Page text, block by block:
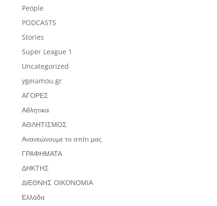
People
PODCASTS
Stories
Super League 1
Uncategorized
ygeiamou.gr
ΑΓΟΡΕΣ
Αθλητικα
ΑΘΛΗΤΙΣΜΟΣ
Ανανεώνουμε το σπίτι μας
ΓΡΑΦΗΜΑΤΑ
ΔΗΚΤΗΣ
ΔΙΕΘΝΗΣ ΟΙΚΟΝΟΜΙΑ
Ελλάδα